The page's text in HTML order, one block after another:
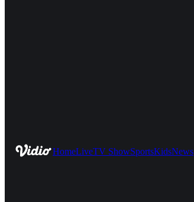
HomeLiveTV ShowSportsKidsNews